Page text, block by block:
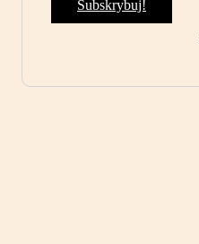
Subskrybuj!